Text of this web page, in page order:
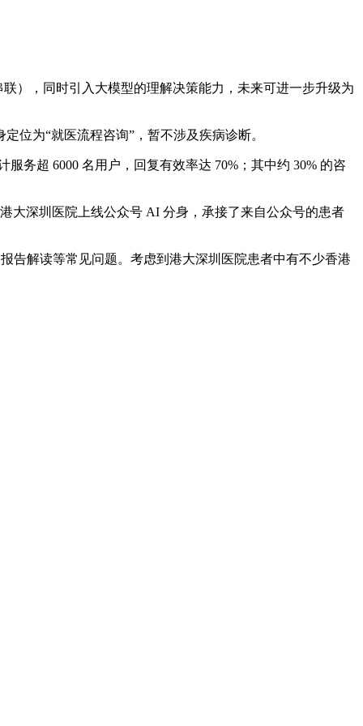
），同时引入大模型的理解决策能力，未来可进一步升级为
位为“就医流程咨询”，暂不涉及疾病诊断。
务超 6000 名用户，回复有效率达 70%；其中约 30% 的咨
大深圳医院上线公众号 AI 分身，承接了来自公众号的患者
告解读等常见问题。考虑到港大深圳医院患者中有不少香港